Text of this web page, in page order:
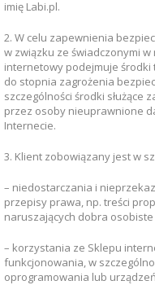
imię Labi.pl.
2. W celu zapewnienia
w związku ze świadczonymi w
internetowy podejmuje
do stopnia zagrożenia
szczególności środki służące
przez osoby nieuprawnione
Internecie.
3. Klient zobowiązany jest w
– niedostarczania i
przepisy prawa, np. treści
naruszających dobra
– korzystania ze Sklepu
funkcjonowania, w
oprogramowania lub